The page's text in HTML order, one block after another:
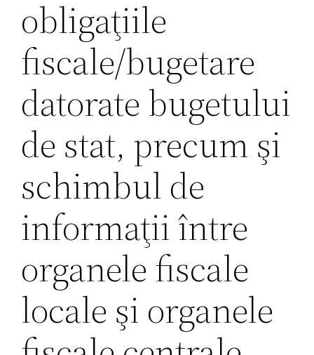
obligaţiile
fiscale/bugetare
datorate bugetului
de stat, precum şi
schimbul de
informaţii între
organele fiscale
locale şi organele